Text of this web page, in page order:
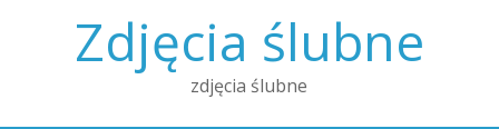
Zdjęcia ślubne
zdjęcia ślubne